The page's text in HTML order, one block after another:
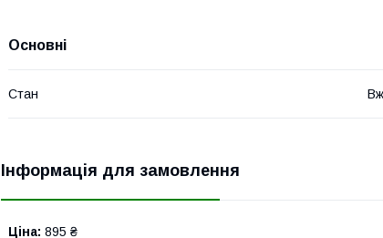
Основні
Стан
Інформація для замовлення
Ціна: 895 ₴